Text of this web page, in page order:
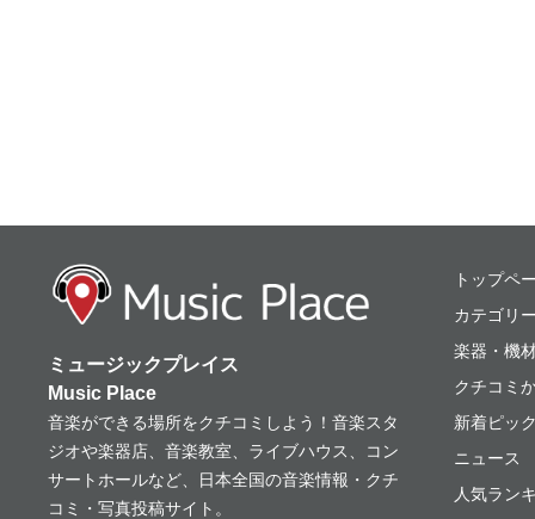
ミュージックプレ
ミュージックプレイス
Music Place
音楽ができる場所をクチコミしよう！音楽スタ
ジオや楽器店、音楽教室、ライブハウス、コン
サートホールなど、日本全国の音楽情報・クチ
コミ・写真投稿サイト。
トップペ
カテゴリ
楽器・機
クチコミ
新着ピッ
ニュース
人気ラン